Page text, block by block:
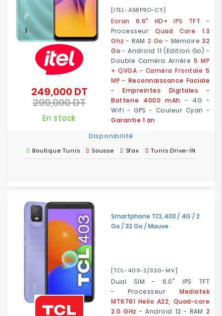
[ITEL-A58PRO-CY]
Ecran 6.6" HD+ IPS TFT -
ProcesseurQuad Core 1.3
Ghz - RAM 2 Go - Mémoire32
Go - Android 11 (Edition Go) -
Double Caméra Arrière 5 MP
+ QVGA - Caméra Frontale 5
MP - Reconnaissance Faciale
- Empreintes Digitales -
Batterie 4000 mAh - 4G -
Wifi - GPS - Couleur Cyan -
Garantie 1 an
249,000 DTPrix
299,000 DTPrix
En stock
Disponibilité
Boutique Tunis Sousse Sfax Tunis Drive-IN
Smartphone TCL 403 / 4G / 2
Go / 32 Go / Mauve
[TCL-403-2/32G-MV]
Dual SIM - 6.0" IPS TFT
- Processeur Mediatek
MT6761 Helio A22, Quad-core
2.0 GHz - Android 12 - RAM 2